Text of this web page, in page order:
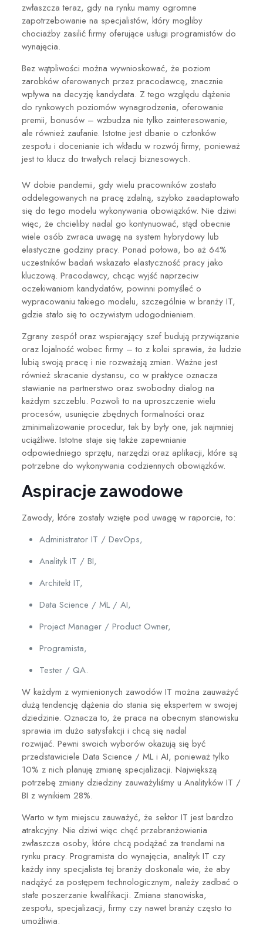
zwłaszcza teraz, gdy na rynku mamy ogromne
zapotrzebowanie na specjalistów, który mogliby
chociażby zasilić firmy oferujące usługi programistów do
wynajęcia.
Bez wątpliwości można wywnioskować, że poziom
zarobków oferowanych przez pracodawcę, znacznie
wpływa na decyzję kandydata. Z tego względu dążenie
do rynkowych poziomów wynagrodzenia, oferowanie
premii, bonusów – wzbudza nie tylko zainteresowanie,
ale również zaufanie. Istotne jest dbanie o członków
zespołu i docenianie ich wkładu w rozwój firmy, ponieważ
jest to klucz do trwałych relacji biznesowych.
W dobie pandemii, gdy wielu pracowników zostało
oddelegowanych na pracę zdalną, szybko zaadaptowało
się do tego modelu wykonywania obowiązków. Nie dziwi
więc, że chcieliby nadal go kontynuować, stąd obecnie
wiele osób zwraca uwagę na system hybrydowy lub
elastyczne godziny pracy. Ponad połowa, bo aż 64%
uczestników badań wskazało elastyczność pracy jako
kluczową. Pracodawcy, chcąc wyjść naprzeciw
oczekiwaniom kandydatów, powinni pomyśleć o
wypracowaniu takiego modelu, szczególnie w branży IT,
gdzie stało się to oczywistym udogodnieniem.
Zgrany zespół oraz wspierający szef budują przywiązanie
oraz lojalność wobec firmy – to z kolei sprawia, że ludzie
lubią swoją pracę i nie rozważają zmian. Ważne jest
również skracanie dystansu, co w praktyce oznacza
stawianie na partnerstwo oraz swobodny dialog na
każdym szczeblu. Pozwoli to na uproszczenie wielu
procesów, usunięcie zbędnych formalności oraz
zminimalizowanie procedur, tak by były one, jak najmniej
uciążliwe. Istotne staje się także zapewnianie
odpowiedniego sprzętu, narzędzi oraz aplikacji, które są
potrzebne do wykonywania codziennych obowiązków.
Aspiracje zawodowe
Zawody, które zostały wzięte pod uwagę w raporcie, to:
Administrator IT / DevOps,
Analityk IT / BI,
Architekt IT,
Data Science / ML / AI,
Project Manager / Product Owner,
Programista,
Tester / QA.
W każdym z wymienionych zawodów IT można zauważyć
dużą tendencję dążenia do stania się ekspertem w swojej
dziedzinie. Oznacza to, że praca na obecnym stanowisku
sprawia im dużo satysfakcji i chcą się nadal
rozwijać. Pewni swoich wyborów okazują się być
przedstawiciele Data Science / ML i AI, ponieważ tylko
10% z nich planuję zmianę specjalizacji. Największą
potrzebę zmiany dziedziny zauważyliśmy u Analityków IT /
BI z wynikiem 28%.
Warto w tym miejscu zauważyć, że sektor IT jest bardzo
atrakcyjny. Nie dziwi więc chęć przebranżowienia
zwłaszcza osoby, które chcą podążać za trendami na
rynku pracy. Programista do wynajęcia, analityk IT czy
każdy inny specjalista tej branży doskonale wie, że aby
nadążyć za postępem technologicznym, należy zadbać o
stałe poszerzanie kwalifikacji. Zmiana stanowiska,
zespołu, specjalizacji, firmy czy nawet branży często to
umożliwia.